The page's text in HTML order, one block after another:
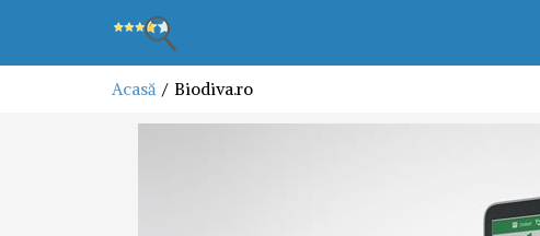
Acasă Biodiva.ro